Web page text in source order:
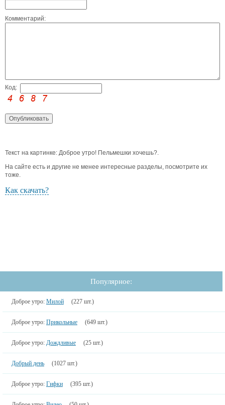
Комментарий:
Код:
Текст на картинке: Доброе утро! Пельмешки хочешь?.
На сайте есть и другие не менее интересные разделы, посмотрите их
тоже.
Как скачать?
Популярное:
Доброе утро: Милой (227 шт.)
Доброе утро: Прикольные (649 шт.)
Доброе утро: Дождливые (25 шт.)
Добрый день (1027 шт.)
Доброе утро: Гифки (395 шт.)